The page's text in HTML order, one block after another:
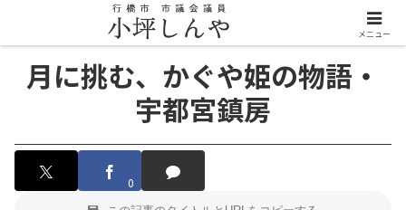
月に挑む、かぐや姫の物語・
宇都宮鎮房
0
メニュー